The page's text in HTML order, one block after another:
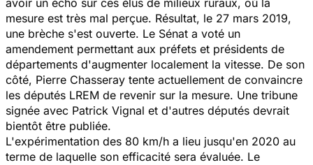
avoir un écho sur ces élus de milieux ruraux, où la
mesure est très mal perçue. Résultat, le 27 mars 2019,
une brèche s'est ouverte. Le Sénat a voté un
amendement permettant aux préfets et présidents de
départements d'augmenter localement la vitesse. De son
côté, Pierre Chasseray tente actuellement de convaincre
les députés LREM de revenir sur la mesure. Une tribune
signée avec Patrick Vignal et d'autres députés devrait
bientôt être publiée.
L'expérimentation des 80 km/h a lieu jusqu'en 2020 au
terme de laquelle son efficacité sera évaluée. Le